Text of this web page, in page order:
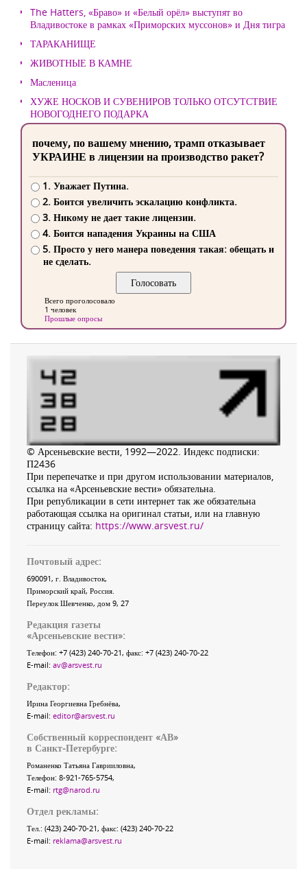
The Hatters, «Браво» и «Белый орёл» выступят во
Владивостоке в рамках «Приморских муссонов» и Дня тигра
ТАРАКАНИЩЕ
ЖИВОТНЫЕ В КАМНЕ
Масленица
ХУЖЕ НОСКОВ И СУВЕНИРОВ ТОЛЬКО ОТСУТСТВИЕ
НОВОГОДНЕГО ПОДАРКА
почему, по вашему мнению, трамп отказывает
УКРАИНЕ в лицензии на производство ракет?
1. Уважает Путина.
2. Боится увеличить эскалацию конфликта.
3. Никому не дает такие лицензии.
4. Боится нападения Украины на США
5. Просто у него манера поведения такая: обещать и
не сделать.
Всего проголосовало
1 человек
Прошлые опросы
© Арсеньевские вести, 1992—2022. Индекс подписки:
П2436
При перепечатке и при другом использовании материалов,
ссылка на «Арсеньевские вести» обязательна.
При републикации в сети интернет так же обязательна
работающая ссылка на оригинал статьи, или на главную
страницу сайта: https://www.arsvest.ru/
Почтовый адрес:
690091, г. Владивосток,
Приморский край, Россия
Переулок Шевченко, дом 9, 27
Редакция газеты
«Арсеньевские вести»:
Телефон: +7 (423) 240-70-21, факс: +7 (423) 240-70-22
E-mail: av@arsvest.ru
Редактор:
Ирина Георгиевна Гребнёва,
E-mail: editor@arsvest.ru
Собственный корреспондент «АВ»
в Санкт-Петербурге:
Романенко Татьяна Гаврииловна,
Телефон: 8-921-765-5754,
E-mail: rtg@narod.ru
Отдел рекламы:
Тел.: (423) 240-70-21, факс: (423) 240-70-22
E-mail: reklama@arsvest.ru